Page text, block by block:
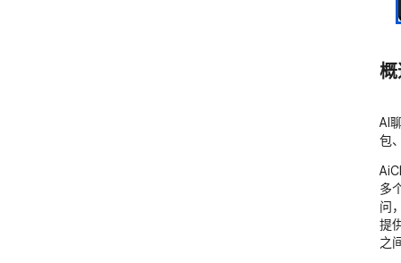
AI
包
多
问
提
之